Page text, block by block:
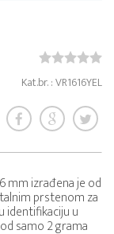
Kat.br. : VR1616YEL
mm izrađena je od
prstenom za
identifikaciju u
samo 2 grama